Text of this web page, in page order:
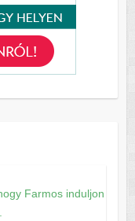
Farmos induljon